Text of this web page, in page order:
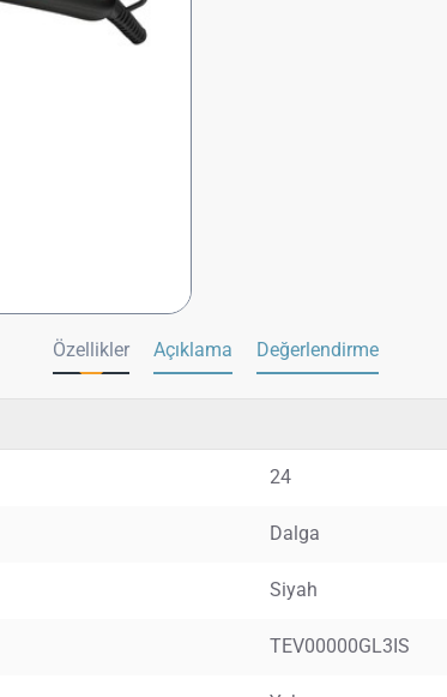
Özellikler Açıklama Değerlendirme
24
Dalga
Siyah
TEV00000GL3IS